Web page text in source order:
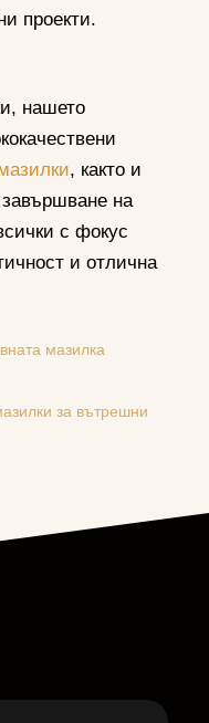
проекти.
нашето
, както и
на
с фокус
и отлична
мазилка
за вътрешни